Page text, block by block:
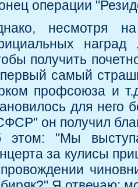
операции
несмотря
наград
получить
самый
профсоюза и
для него
он получил
этом: "Мы
за кулисы